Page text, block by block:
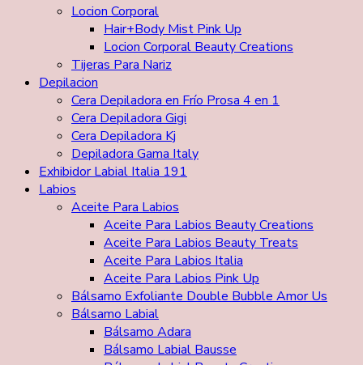
Locion Corporal
Hair+Body Mist Pink Up
Locion Corporal Beauty Creations
Tijeras Para Nariz
Depilacion
Cera Depiladora en Frío Prosa 4 en 1
Cera Depiladora Gigi
Cera Depiladora Kj
Depiladora Gama Italy
Exhibidor Labial Italia 191
Labios
Aceite Para Labios
Aceite Para Labios Beauty Creations
Aceite Para Labios Beauty Treats
Aceite Para Labios Italia
Aceite Para Labios Pink Up
Bálsamo Exfoliante Double Bubble Amor Us
Bálsamo Labial
Bálsamo Adara
Bálsamo Labial Bausse